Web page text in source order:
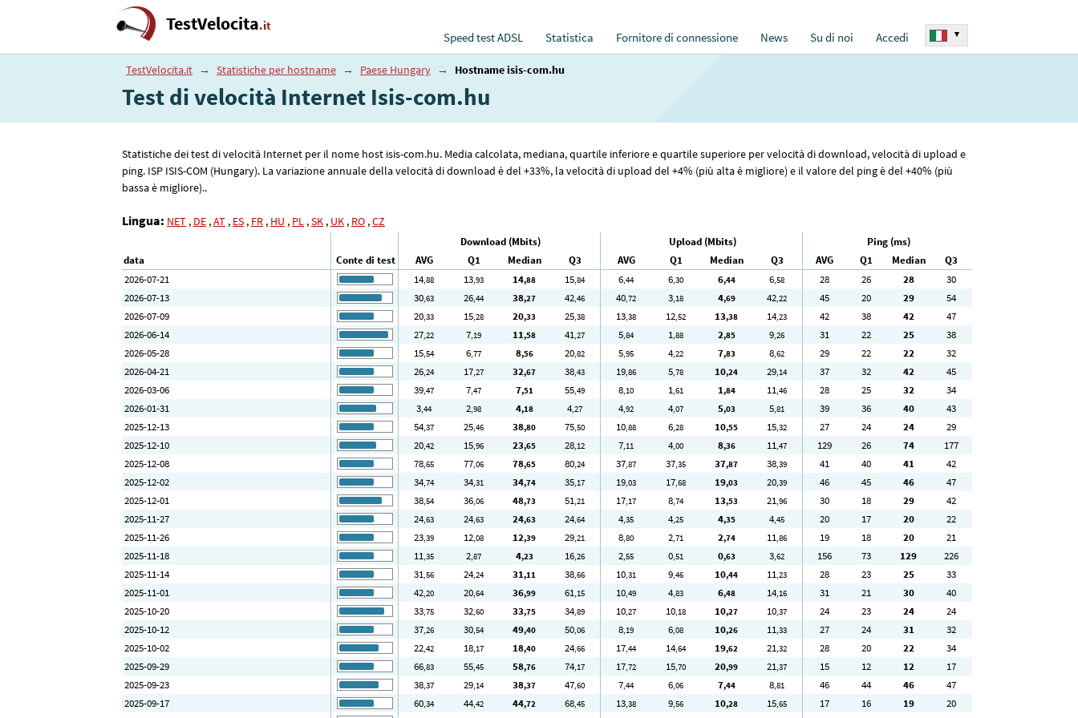
TestVelocita.it
Speed test ADSL Statistica Fornitore di connessione News Su di noi Accedi ▾
TestVelocita.it → Statistiche per hostname → Paese Hungary → Hostname isis-com.hu
Test di velocità Internet Isis-com.hu
Statistiche dei test di velocità Internet per il nome host isis-com.hu. Media calcolata, mediana, quartile inferiore e quartile superiore per velocità di download, velocità di upload e
ping. ISP ISIS-COM (Hungary). La variazione annuale della velocità di download è del +33%, la velocità di upload del +4% (più alta è migliore) e il valore del ping è del +40% (più
bassa è migliore)..
Lingua: NET , DE ,AT , ES , FR , HU , PL ,SK , UK , RO ,CZ
Download (Mbits) Upload (Mbits)
Ping (ms)
data
Conte di test AVG Q1 Median Q3 AVG Q1 Median Q3 AVG Q1 Median
Q3
2026-07-21
14,88 13,93 14,88 15,84 6,44 6,30 6,44 6,58 28 26 28
30
2026-07-13
30,63 26,44 38,27 42,46 40,72 3,18 4,69 42,22 45 20 29
54
2026-07-09
20,33 15,28 20,33 25,38 13,38 12,52 13,38 14,23 42 38 42
47
2026-06-14
27,22 7,19 11,58 41,27 5,84 1,88 2,85 9,26 31 22 25
38
2026-05-28
15,54 6,77 8,56 20,82 5,95 4,22 7,83 8,62 29 22 22
32
2026-04-21
26,24 17,27 32,67 38,43 19,86 5,78 10,24 29,14 37 32 42
45
2026-03-06
39,47 7,47 7,51 55,49 8,10 1,61 1,84 11,46 28 25 32
34
2026-01-31
3,44 2,98 4,18 4,27 4,92 4,07 5,03 5,81 39 36 40
43
2025-12-13
54,37 25,46 38,80 75,50 10,88 6,28 10,55 15,32 27 24 24
29
2025-12-10
20,42 15,96 23,65 28,12 7,11 4,00 8,36 11,47 129 26 74
177
2025-12-08
78,65 77,06 78,65 80,24 37,87 37,35 37,87 38,39 41 40 41
42
2025-12-02
34,74 34,31 34,74 35,17 19,03 17,68 19,03 20,39 46 45 46
47
2025-12-01
38,54 36,06 48,73 51,21 17,17 8,74 13,53 21,96 30 18 29
42
2025-11-27
24,63 24,63 24,63 24,64 4,35 4,25 4,35 4,45 20 17 20
22
2025-11-26
23,39 12,08 12,39 29,21 8,80 2,71 2,74 11,86 19 18 20
21
2025-11-18
11,35 2,87 4,23 16,26 2,55 0,51 0,63 3,62 156 73 129
226
2025-11-14
31,56 24,24 31,11 38,66 10,31 9,46 10,44 11,23 28 23 25
33
2025-11-01
42,20 20,64 36,99 61,15 10,49 4,83 6,48 14,16 31 21 30
40
2025-10-20
33,75 32,60 33,75 34,89 10,27 10,18 10,27 10,37 24 23 24
24
2025-10-12
37,26 30,54 49,40 50,06 8,19 6,08 10,26 11,33 27 24 31
32
2025-10-02
22,42 18,17 18,40 24,66 17,44 14,64 19,62 21,32 28 20 22
34
2025-09-29
66,83 55,45 58,76 74,17 17,72 15,70 20,99 21,37 15 12 12
17
2025-09-23
38,37 29,14 38,37 47,60 7,44 6,06 7,44 8,81 46 44 46
47
2025-09-17
60,34 44,42 44,72 68,45 13,38 9,56 10,28 15,65 17 16 19
20